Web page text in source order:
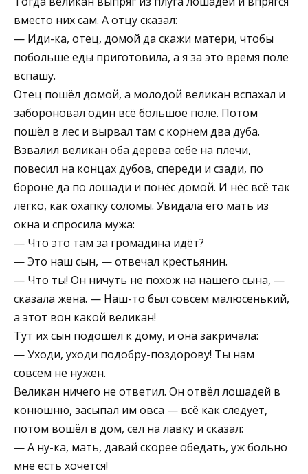
вместо них сам. А отцу сказал:
— Иди-ка, отец, домой да скажи матери, чтобы
побольше еды приготовила, а я за это время поле
вспашу.
Отец пошёл домой, а молодой великан вспахал и
забороновал один всё большое поле. Потом
пошёл в лес и вырвал там с корнем два дуба.
Взвалил великан оба дерева себе на плечи,
повесил на концах дубов, спереди и сзади, по
бороне да по лошади и понёс домой. И нёс всё так
легко, как охапку соломы. Увидала его мать из
окна и спросила мужа:
— Что это там за громадина идёт?
— Это наш сын, — отвечал крестьянин.
— Что ты! Он ничуть не похож на нашего сына, —
сказала жена. — Наш-то был совсем малюсенький,
а этот вон какой великан!
Тут их сын подошёл к дому, и она закричала:
— Уходи, уходи подобру-поздорову! Ты нам
совсем не нужен.
Великан ничего не ответил. Он отвёл лошадей в
конюшню, засыпал им овса — всё как следует,
потом вошёл в дом, сел на лавку и сказал:
— А ну-ка, мать, давай скорее обедать, уж больно
мне есть хочется!